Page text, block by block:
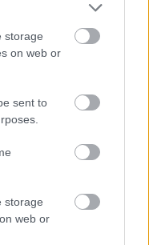
storage
on web or
sent to
storage
web or
KEZDŐDIK
másfél órával
elleni találkozó